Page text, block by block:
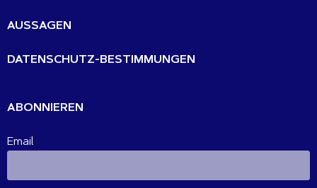
AUSSAGEN
DATENSCHUTZ-BESTIMMUNGEN
ABONNIEREN
Email